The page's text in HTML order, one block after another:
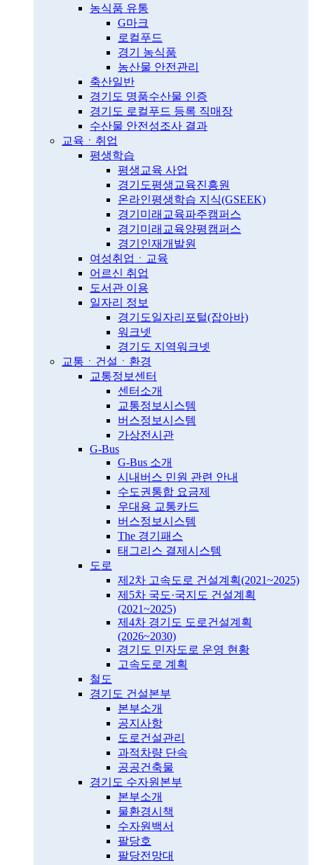
농식품 유통
G마크
로컬푸드
경기 농식품
농산물 안전관리
축산일반
경기도 명품수산물 인증
경기도 로컬푸드 등록 직매장
수산물 안전성조사 결과
교육ㆍ취업
평생학습
평생교육 사업
경기도평생교육진흥원
온라인평생학습 지식(GSEEK)
경기미래교육파주캠퍼스
경기미래교육양평캠퍼스
경기인재개발원
여성취업ㆍ교육
어르신 취업
도서관 이용
일자리 정보
경기도일자리포털(잡아바)
워크넷
경기도 지역워크넷
교통ㆍ건설ㆍ환경
교통정보센터
센터소개
교통정보시스템
버스정보시스템
가상전시관
G-Bus
G-Bus 소개
시내버스 민원 관련 안내
수도권통합 요금제
우대용 교통카드
버스정보시스템
The 경기패스
태그리스 결제시스템
도로
제2차 고속도로 건설계획(2021~2025)
제5차 국도·국지도 건설계획
(2021~2025)
제4차 경기도 도로건설계획
(2026~2030)
경기도 민자도로 운영 현황
고속도로 계획
철도
경기도 건설본부
본부소개
공지사항
도로건설관리
과적차량 단속
공공건축물
경기도 수자원본부
본부소개
물환경시책
수자원백서
팔당호
팔당전망대